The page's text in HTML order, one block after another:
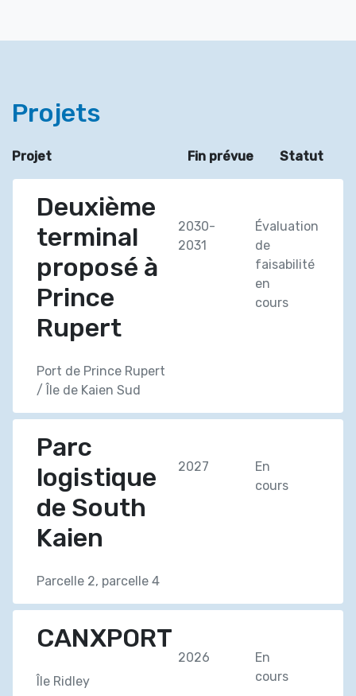
Projets
Projet Fin prévue Statut
Deuxième
terminal
proposé à
Prince
Rupert
Port de Prince Rupert
/ Île de Kaien Sud
2030-
2031
Évaluation
de
faisabilité
en
cours
Parc
logistique
de South
Kaien
Parcelle 2, parcelle 4
2027
En
cours
CANXPORT
Île Ridley
2026
En
cours